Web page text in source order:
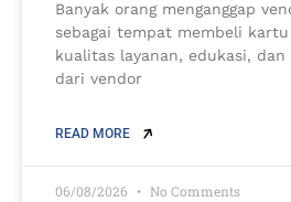
Banyak orang menganggap
sebagai tempat membeli kartu
kualitas layanan, edukasi,
dari vendor
READ MORE
06/08/2026 No Comments